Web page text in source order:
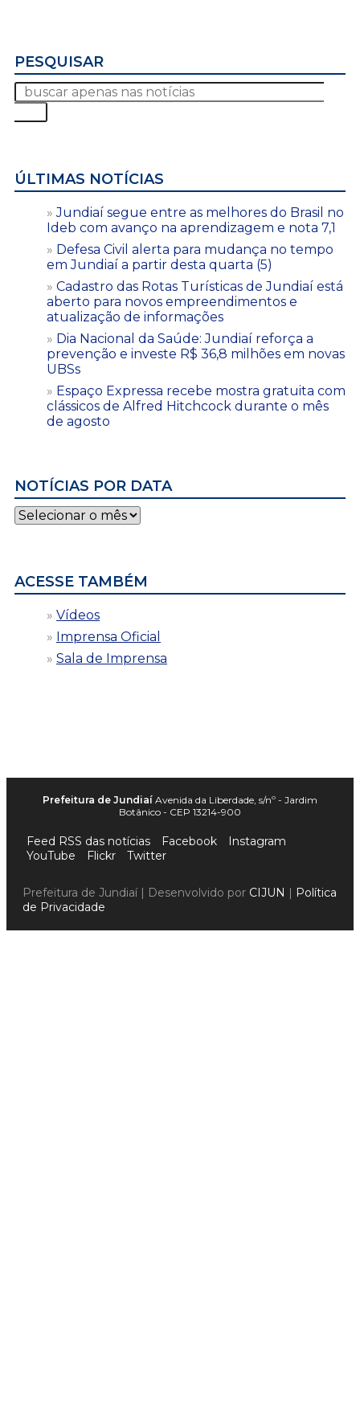
PESQUISAR
ÚLTIMAS NOTÍCIAS
Jundiaí segue entre as melhores do Brasil no
Ideb com avanço na aprendizagem e nota 7,1
Defesa Civil alerta para mudança no tempo
em Jundiaí a partir desta quarta (5)
Cadastro das Rotas Turísticas de Jundiaí está
aberto para novos empreendimentos e
atualização de informações
Dia Nacional da Saúde: Jundiaí reforça a
prevenção e investe R$ 36,8 milhões em novas
UBSs
Espaço Expressa recebe mostra gratuita com
clássicos de Alfred Hitchcock durante o mês
de agosto
NOTÍCIAS POR DATA
Notícias
por
ACESSE TAMBÉM
Vídeos
Imprensa Oficial
Sala de Imprensa
Prefeitura de Jundiaí Avenida da Liberdade, s/nº - Jardim
Botânico - CEP 13214-900
Feed RSS das notícias Facebook
Instagram
YouTube
Flickr Twitter
Prefeitura de Jundiaí | Desenvolvido por CIJUN
Política
de Privacidade